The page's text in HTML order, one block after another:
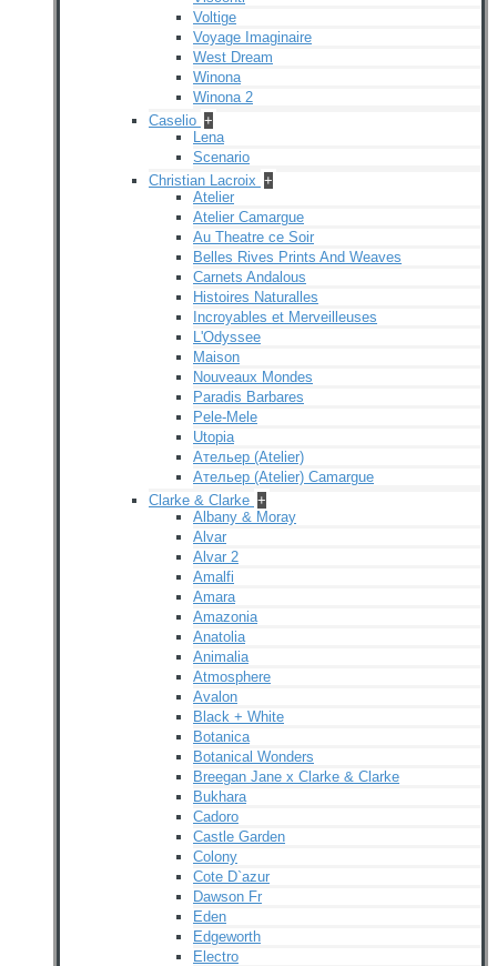
Voltige
Voyage Imaginaire
West Dream
Winona
Winona 2
Caselio +
Lena
Scenario
Christian Lacroix +
Atelier
Atelier Camargue
Au Theatre ce Soir
Belles Rives Prints And Weaves
Carnets Andalous
Histoires Naturalles
Incroyables et Merveilleuses
L'Odyssee
Maison
Nouveaux Mondes
Paradis Barbares
Pele-Mele
Utopia
Ательер (Atelier)
Ательер (Atelier) Camargue
Clarke & Clarke +
Albany & Moray
Alvar
Alvar 2
Amalfi
Amara
Amazonia
Anatolia
Animalia
Atmosphere
Avalon
Black + White
Botanica
Botanical Wonders
Breegan Jane x Clarke & Clarke
Bukhara
Cadoro
Castle Garden
Colony
Cote D`azur
Dawson Fr
Eden
Edgeworth
Electro